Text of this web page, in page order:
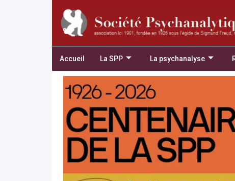
Accueil La SPP La psychanalyse